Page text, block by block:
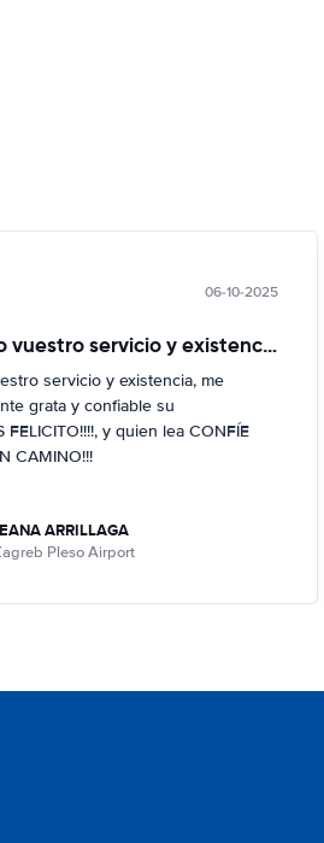
06-10-2025
Desconociendo vuestro servicio y existencia
servicio y existencia, me
grata y confiable su
FELICITO!!!!, y quien lea CONFÍE
CAMINO!!!
ARRILLAGA
Pleso Airport